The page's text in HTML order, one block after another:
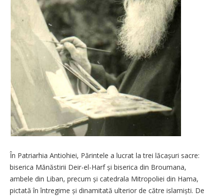
În Patriarhia Antiohiei, Părintele a lucrat la trei lăcașuri sacre:
biserica Mănăstirii Deir-el-Harf și biserica din Broumana,
ambele din Liban, precum și catedrala Mitropoliei din Hama,
pictată în întregime și dinamitată ulterior de către islamiști. De